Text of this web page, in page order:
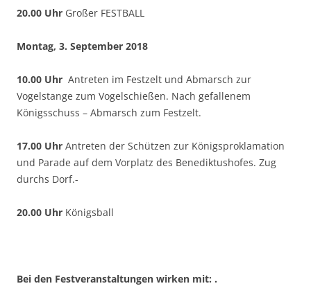
20.00 Uhr Großer FESTBALL
Montag, 3. September 2018
10.00 Uhr Antreten im Festzelt und Abmarsch zur
Vogelstange zum Vogelschießen. Nach gefallenem
Königsschuss – Abmarsch zum Festzelt.
17.00 Uhr Antreten der Schützen zur Königsproklamation
und Parade auf dem Vorplatz des Benediktushofes. Zug
durchs Dorf.-
20.00 Uhr Königsball
Bei den Festveranstaltungen wirken mit: .